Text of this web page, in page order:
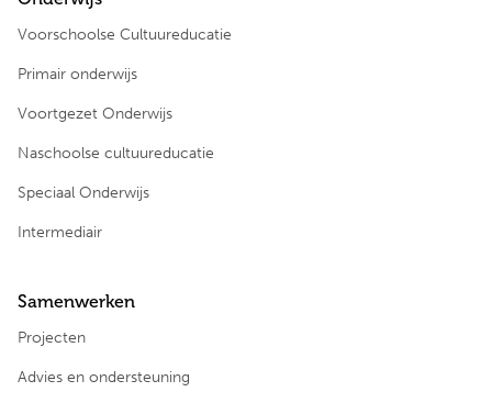
Voorschoolse Cultuureducatie
Primair onderwijs
Voortgezet Onderwijs
Naschoolse cultuureducatie
Speciaal Onderwijs
Intermediair
Samenwerken
Projecten
Advies en ondersteuning